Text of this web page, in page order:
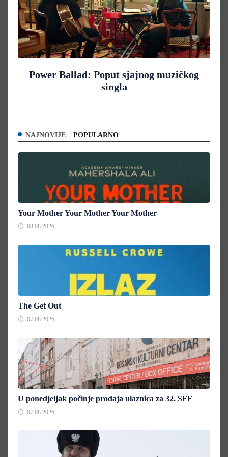
Power Ballad: Poput sjajnog muzičkog
singla
NAJNOVIJE POPULARNO
Your Mother Your Mother Your Mother
08.08.2026.
The Get Out
07.08.2026.
U ponedjeljak počinje prodaja ulaznica za 32. SFF
07.08.2026.